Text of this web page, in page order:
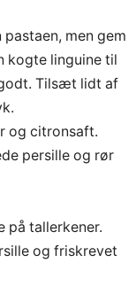
men gem
kogte linguine til
Tilsæt lidt af
og citronsaft.
persille og rør
på tallerkener.
og friskrevet